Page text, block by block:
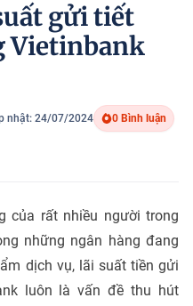
gửi tiết
Vietinbank
nhật: 24/07/2024 0 Bình luận
của rất nhiều người trong
những ngân hàng đang
dịch vụ, lãi suất tiền gửi
luôn là vấn đề thu hút